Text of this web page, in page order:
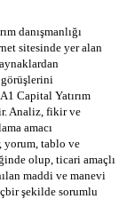
danışmanlığı
sitesinde yer alan
görüşlerini
Capital Yatırım
Analiz, fikir ve
amacı
yorum, tablo ve
olup, ticari amaçlı
maddi ve manevi
şekilde sorumlu